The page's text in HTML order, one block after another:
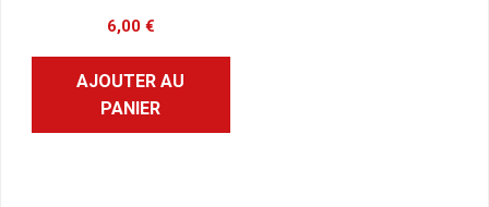
6,00 €
AJOUTER AU
PANIER